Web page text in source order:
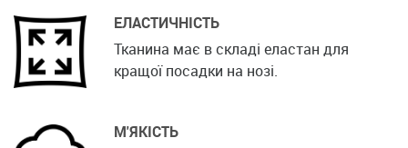
ЕЛАСТИЧНІСТЬ
Тканина має в складі еластан для
кращої посадки на нозі.
М'ЯКІСТЬ